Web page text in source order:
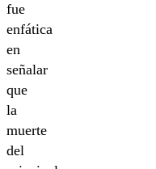
fue
enfática
en
señalar
que
la
muerte
del